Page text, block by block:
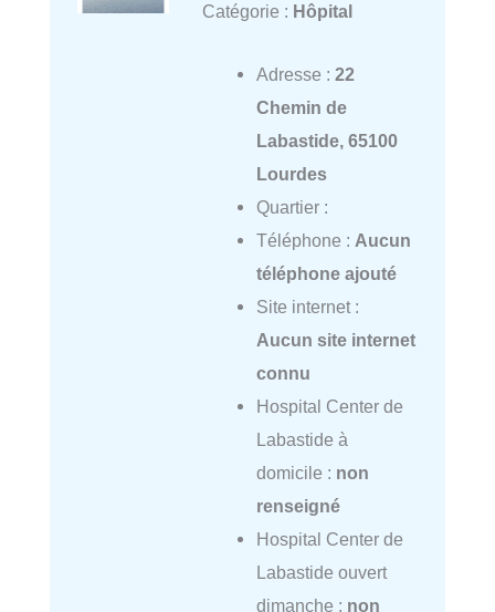
Catégorie : Hôpital
Adresse : 22
Chemin de
Labastide, 65100
Lourdes
Quartier :
Téléphone : Aucun
téléphone ajouté
Site internet :
Aucun site internet
connu
Hospital Center de
Labastide à
domicile : non
renseigné
Hospital Center de
Labastide ouvert
dimanche : non